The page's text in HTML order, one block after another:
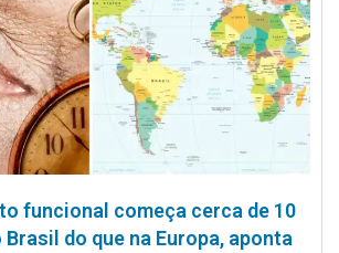
funcional começa cerca de 10
do que na Europa, aponta